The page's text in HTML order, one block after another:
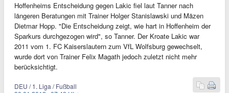
Hoffenheims Entscheidung gegen Lakic fiel laut Tanner nach
längeren Beratungen mit Trainer Holger Stanislawski und Mäzen
Dietmar Hopp. "Die Entscheidung zeigt, wie hart in Hoffenheim der
Sparkurs durchgezogen wird", so Tanner. Der Kroate Lakic war
2011 vom 1. FC Kaiserslautern zum VfL Wolfsburg gewechselt,
wurde dort von Trainer Felix Magath jedoch zuletzt nicht mehr
berücksichtigt.
DEU / 1. Liga / Fußball